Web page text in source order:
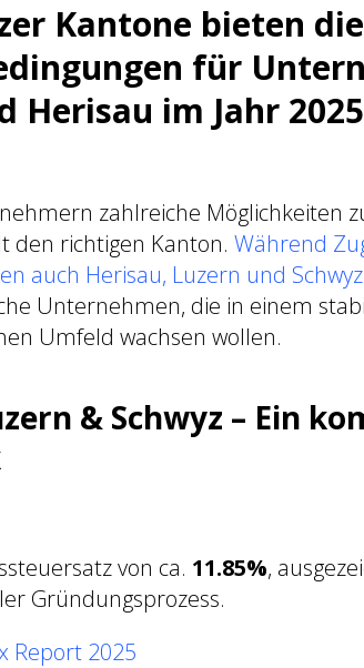
Kantone bieten
für
Herisau im Jahr
zahlreiche Möglichkeiten
den richtigen Kanton. Während
auch Herisau, Luzern und
Unternehmen, die in einem
Umfeld wachsen wollen.
& Schwyz – Ein
von ca. 11.85%,
Gründungsprozess.
Report 2025